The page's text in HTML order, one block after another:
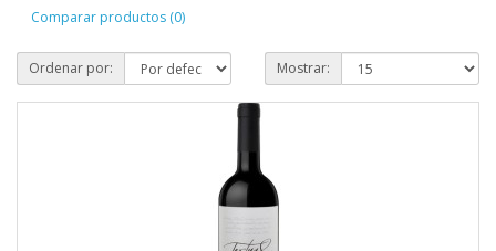
Comparar productos (0)
Ordenar por: Mostrar: